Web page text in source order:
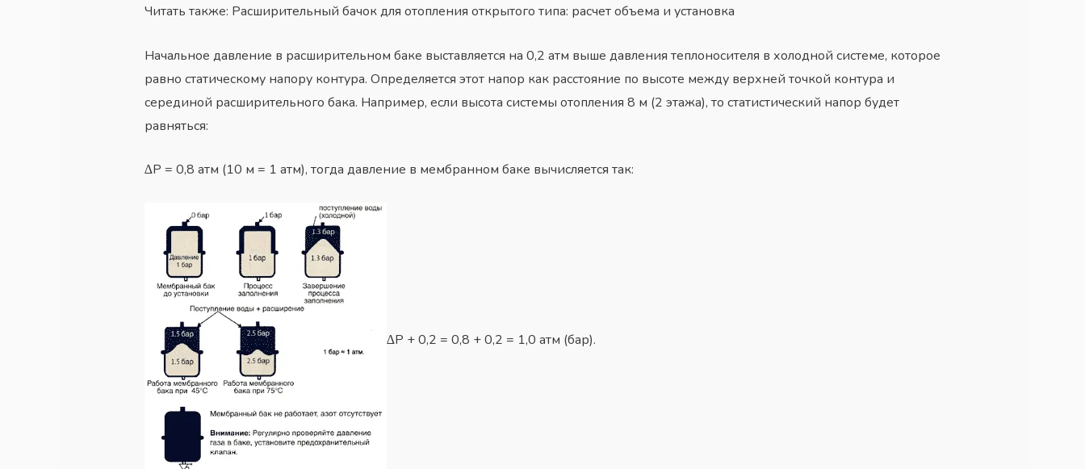
Читать также: Расширительный бачок для отопления открытого типа: расчет объема и установка
Начальное давление в расширительном баке выставляется на 0,2 атм выше давления теплоносителя в холодной системе, которое
равно статическому напору контура. Определяется этот напор как расстояние по высоте между верхней точкой контура и
серединой расширительного бака. Например, если высота системы отопления 8 м (2 этажа), то статистический напор будет
равняться:
∆P = 0,8 атм (10 м = 1 атм), тогда давление в мембранном баке вычисляется так:
∆P + 0,2 = 0,8 + 0,2 = 1,0 атм (бар).